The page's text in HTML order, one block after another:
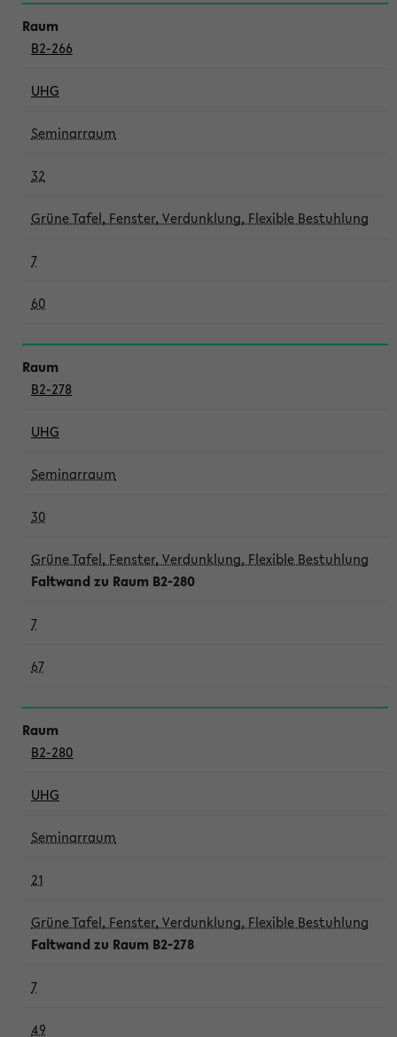
B2-266
UHG
Seminarraum
32
Grüne Tafel, Fenster, Verdunklung, Flexible Bestuhlung
7
60
B2-278
UHG
Seminarraum
30
Grüne Tafel, Fenster, Verdunklung, Flexible Bestuhlung
Faltwand zu Raum B2-280
7
67
B2-280
UHG
Seminarraum
21
Grüne Tafel, Fenster, Verdunklung, Flexible Bestuhlung
Faltwand zu Raum B2-278
7
49